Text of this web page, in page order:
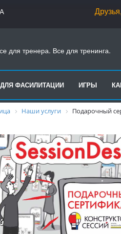
Друзья,
для тренера. Все для тренинга.
ФАСИЛИТАЦИИ ИГРЫ
Наши услуги Подарочный